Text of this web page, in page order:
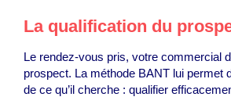
La qualification du
Le rendez-vous pris, votre commercial
prospect. La méthode BANT lui permet
de ce qu’il cherche : qualifier